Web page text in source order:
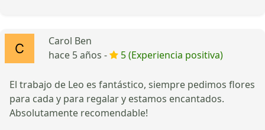
Carol Ben
hace 5 años -
5 (Experiencia positiva)
El trabajo de Leo es fantástico, siempre pedimos flores
para cada y para regalar y estamos encantados.
Absolutamente recomendable!